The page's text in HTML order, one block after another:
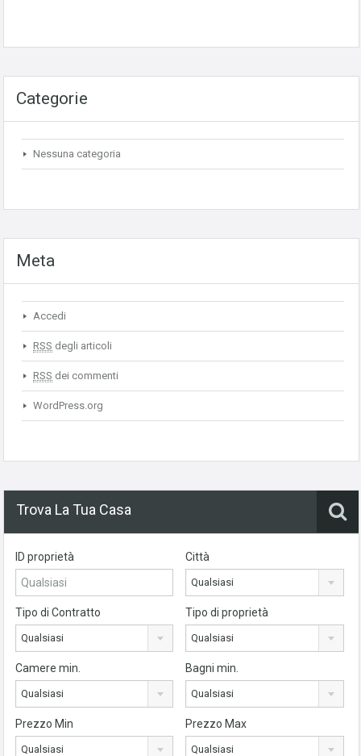
Categorie
Nessuna categoria
Meta
Accedi
RSS degli articoli
RSS dei commenti
WordPress.org
Trova La Tua Casa
ID proprietà Città
Qualsiasi
Tipo di Contratto
Qualsiasi
Tipo di proprietà
Qualsiasi
Camere min.
Qualsiasi
Bagni min.
Qualsiasi
Prezzo Min
Qualsiasi
Prezzo Max
Qualsiasi